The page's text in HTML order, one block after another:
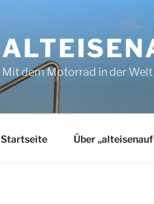
Mit dem Motorrad in der
Startseite Über